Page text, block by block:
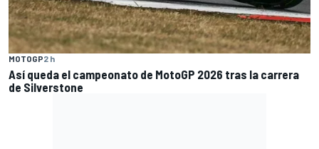
MOTOGP2 h
Así queda el campeonato de MotoGP 2026 tras la carrera
de Silverstone